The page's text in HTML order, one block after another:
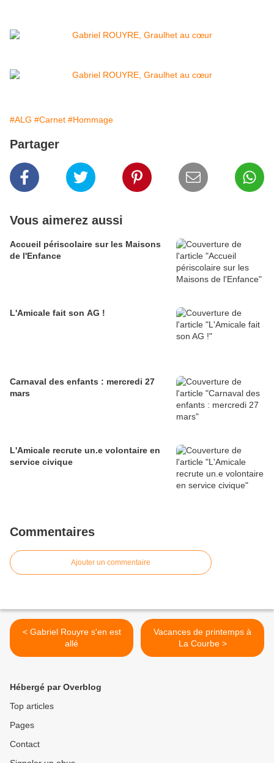
#ALG #Carnet #Hommage
Partager
Vous aimerez aussi
Accueil périscolaire sur les Maisons
de l'Enfance
L'Amicale fait son AG !
Carnaval des enfants : mercredi 27
mars
L'Amicale recrute un.e volontaire en
service civique
Commentaires
Ajouter un commentaire
< Gabriel Rouyre s'en est
allé
Vacances de printemps à
La Courbe >
Hébergé par Overblog
Top articles
Pages
Contact